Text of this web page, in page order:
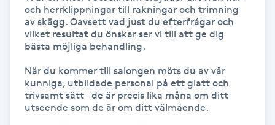
Japansk massage
Katun fransar
och herrklippningar till rakningar och trimning
av skägg. Oavsett vad just du efterfrågar och
vilket resultat du önskar ser vi till att ge dig
bästa möjliga behandling.
När du kommer till salongen möts du av vår
kunniga, utbildade personal på ett glatt och
trivsamt sätt – de är precis lika måna om ditt
utseende som de är om ditt välmående.